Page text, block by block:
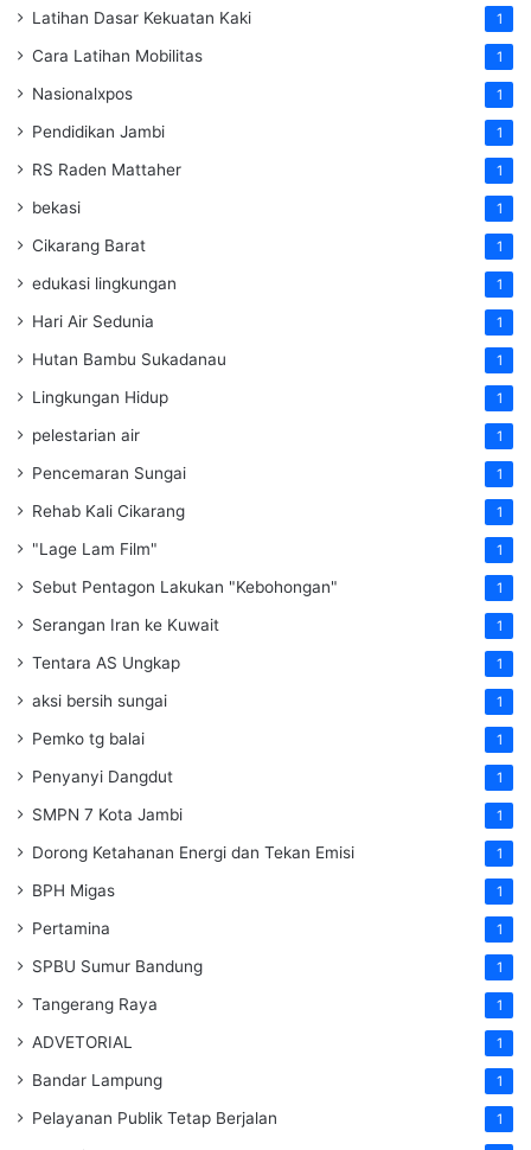
Latihan Dasar Kekuatan Kaki 1
Cara Latihan Mobilitas 1
Nasionalxpos 1
Pendidikan Jambi 1
RS Raden Mattaher 1
bekasi 1
Cikarang Barat 1
edukasi lingkungan 1
Hari Air Sedunia 1
Hutan Bambu Sukadanau 1
Lingkungan Hidup 1
pelestarian air 1
Pencemaran Sungai 1
Rehab Kali Cikarang 1
"Lage Lam Film" 1
Sebut Pentagon Lakukan "Kebohongan" 1
Serangan Iran ke Kuwait 1
Tentara AS Ungkap 1
aksi bersih sungai 1
Pemko tg balai 1
Penyanyi Dangdut 1
SMPN 7 Kota Jambi 1
Dorong Ketahanan Energi dan Tekan Emisi 1
BPH Migas 1
Pertamina 1
SPBU Sumur Bandung 1
Tangerang Raya 1
ADVETORIAL 1
Bandar Lampung 1
Pelayanan Publik Tetap Berjalan 1